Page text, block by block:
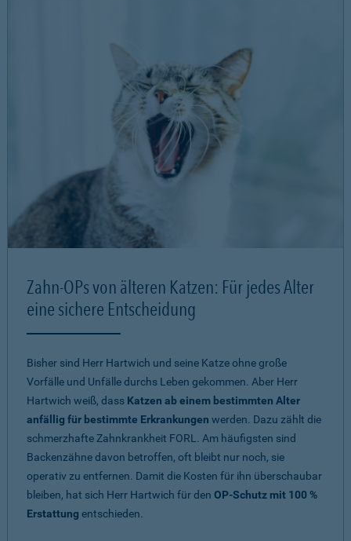
Zahn-OPs von älteren Katzen: Für jedes Alter
eine sichere Entscheidung
Bisher sind Herr Hartwich und seine Katze ohne große
Vorfälle und Unfälle durchs Leben gekommen. Aber Herr
Hartwich weiß, dass Katzen ab einem bestimmten Alter
anfällig für bestimmte Erkrankungen werden. Dazu zählt die
schmerzhafte Zahnkrankheit FORL. Am häufigsten sind
Backenzähne davon betroffen, oft bleibt nur noch, sie
operativ zu entfernen. Damit die Kosten für ihn überschaubar
bleiben, hat sich Herr Hartwich für den OP-Schutz mit 100 %
Erstattung entschieden.